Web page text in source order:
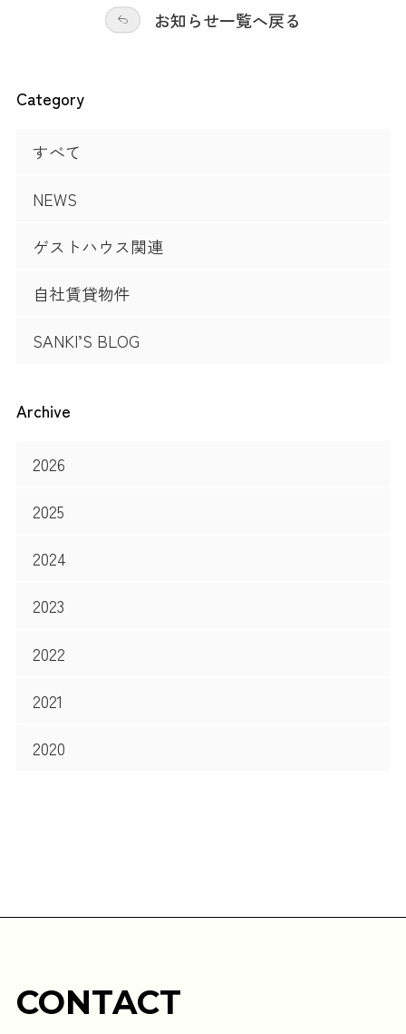
お知らせ一覧へ戻る
Category
すべて
NEWS
ゲストハウス関連
自社賃貸物件
SANKI’S BLOG
Archive
2026
2025
2024
2023
2022
2021
2020
CONTACT